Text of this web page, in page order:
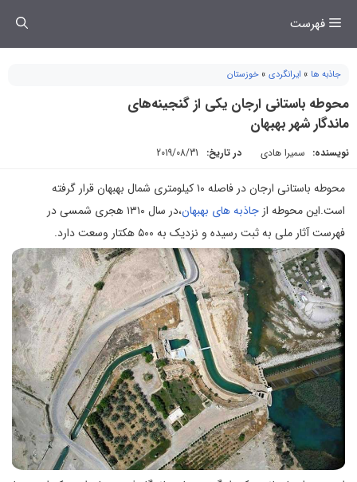
فهرست
جاذبه ها » ایرانگردی » خوزستان
‌محوطه باستانی ارجان یکی از گنجینه‌های
ماندگار شهر بهبهان
نویسنده: سمیرا هادی در تاریخ: 2019/08/31
‌محوطه باستانی ارجان در فاصله ۱۰ کیلومتری شمال بهبهان قرار گرفته
است.این محوطه از جاذبه های بهبهان
،در سال ۱۳۱۰ هجری شمسی در
فهرست آثار ملی به ثبت رسیده و نزدیک به ۵۰۰ هکتار وسعت دارد.